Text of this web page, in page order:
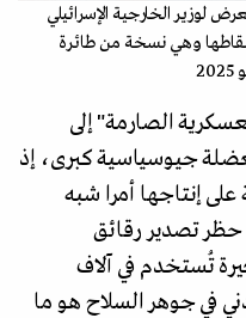
لوزير الخارجية الإسرائيلي
وهي نسخة من طائرة
الصارمة" إلى
جيوسياسية كبرى، إذ
إنتاجها أمرا شبه
تصدير رقائق
تُستخدم في آلاف
في جوهر السلاح هو ما